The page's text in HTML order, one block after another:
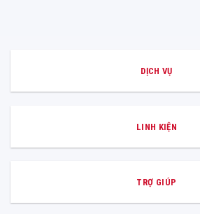
DỊCH VỤ
LINH KIỆN
TRỢ GIÚP